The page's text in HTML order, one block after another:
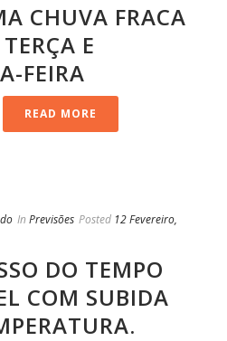
CHUVA FRACA
E
FEIRA
READ MORE
In Previsões Posted 12 Fevereiro,
DO TEMPO
COM SUBIDA